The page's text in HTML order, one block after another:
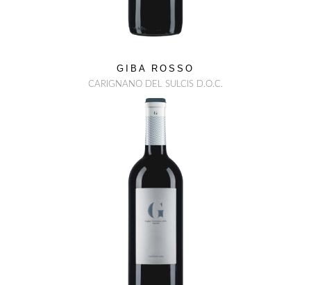
GIBA ROSSO
CARIGNANO DEL SULCIS D.O.C.